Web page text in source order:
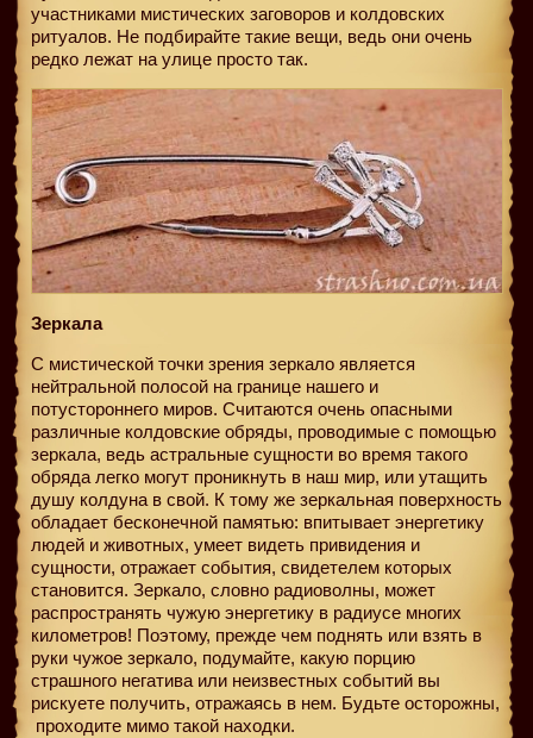
участниками мистических заговоров и колдовских
ритуалов. Не подбирайте такие вещи, ведь они очень
редко лежат на улице просто так.
Зеркала
С мистической точки зрения зеркало является
нейтральной полосой на границе нашего и
потустороннего миров. Считаются очень опасными
различные колдовские обряды, проводимые с помощью
зеркала, ведь астральные сущности во время такого
обряда легко могут проникнуть в наш мир, или утащить
душу колдуна в свой. К тому же зеркальная поверхность
обладает бесконечной памятью: впитывает энергетику
людей и животных, умеет видеть привидения и
сущности, отражает события, свидетелем которых
становится. Зеркало, словно радиоволны, может
распространять чужую энергетику в радиусе многих
километров! Поэтому, прежде чем поднять или взять в
руки чужое зеркало, подумайте, какую порцию
страшного негатива или неизвестных событий вы
рискуете получить, отражаясь в нем. Будьте осторожны,
проходите мимо такой находки.